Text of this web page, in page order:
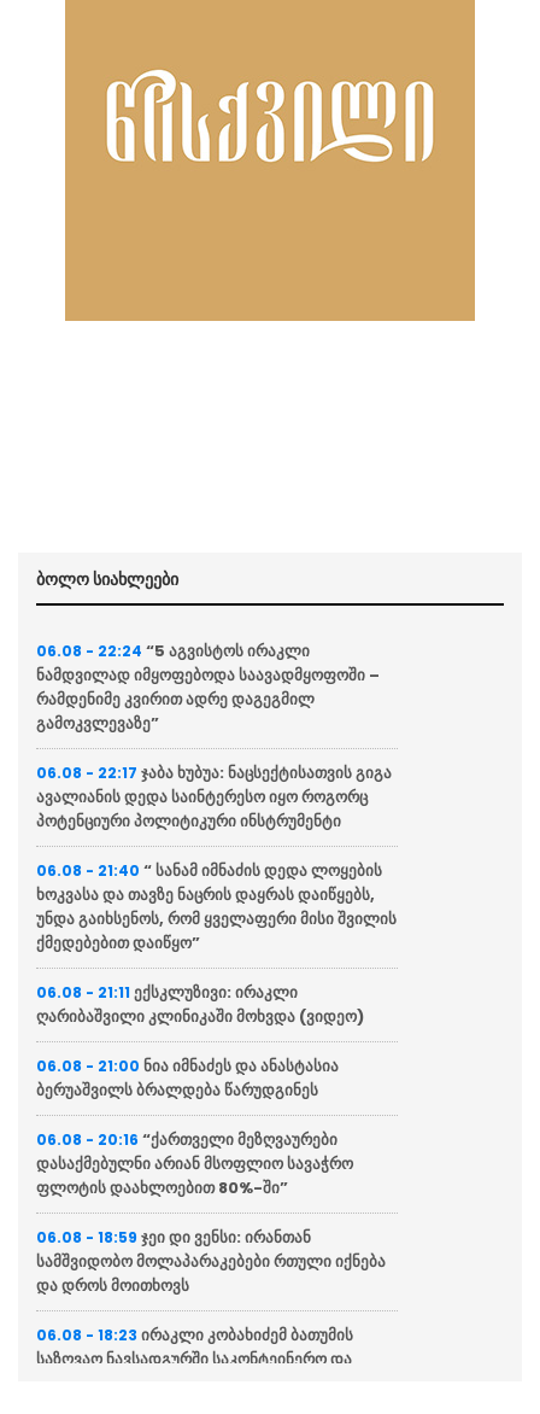
ბოლო სიახლეები
06.08 - 22:24 “5 აგვისტოს ირაკლი
ნამდვილად იმყოფებოდა საავადმყოფოში –
რამდენიმე კვირით ადრე დაგეგმილ
გამოკვლევაზე”
06.08 - 22:17 ჯაბა ხუბუა: ნაცსექტისათვის გიგა
ავალიანის დედა საინტერესო იყო როგორც
პოტენციური პოლიტიკური ინსტრუმენტი
06.08 - 21:40 “ სანამ იმნაძის დედა ლოყების
ხოკვასა და თავზე ნაცრის დაყრას დაიწყებს,
უნდა გაიხსენოს, რომ ყველაფერი მისი შვილის
ქმედებებით დაიწყო”
06.08 - 21:11 ექსკლუზივი: ირაკლი
ღარიბაშვილი კლინიკაში მოხვდა (ვიდეო)
06.08 - 21:00 ნია იმნაძეს და ანასტასია
ბერუაშვილს ბრალდება წარუდგინეს
06.08 - 20:16 “ქართველი მეზღვაურები
დასაქმებულნი არიან მსოფლიო სავაჭრო
ფლოტის დაახლოებით 80%-ში”
06.08 - 18:59 ჯეი დი ვენსი: ირანთან
სამშვიდობო მოლაპარაკებები რთული იქნება
და დროს მოითხოვს
06.08 - 18:23 ირაკლი კობახიძემ ბათუმის
საზღვაო ნავსადგურში საკონტეინერო და